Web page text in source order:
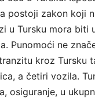
postoji zakon koji
u Tursku mora biti
Punomoći ne
kroz Tursku
a četiri vozila.
osiguranje, u